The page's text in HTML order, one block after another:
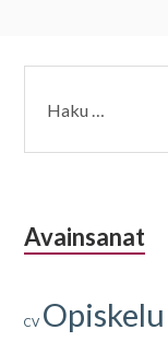
sivupalkki
Avainsanat
CV Opiskelu